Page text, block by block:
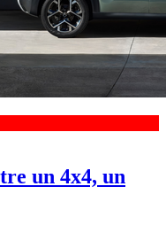
un 4x4, un